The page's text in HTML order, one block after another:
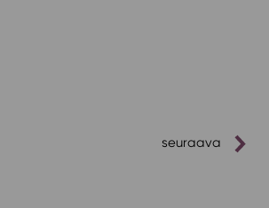
seuraava